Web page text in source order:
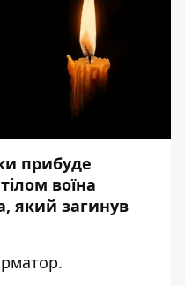
прибуде
воїна
який загинув
.